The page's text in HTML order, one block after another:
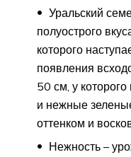
Уральский
полуострого
которого
появления
50 см, у
и нежные
оттенком и
Нежность –